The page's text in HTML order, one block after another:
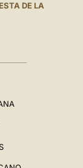
DE LA